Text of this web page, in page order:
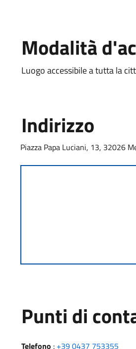
Modalità
Luogo accessibile a tutta la
Indirizzo
Piazza Papa Luciani, 13, 32026
Punti di
Telefono : +39 0437 753355